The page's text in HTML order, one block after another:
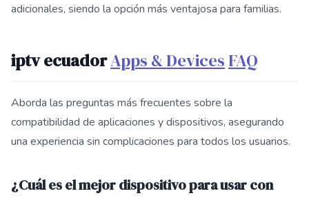
adicionales, siendo la opción más ventajosa para familias.
iptv ecuadorApps & Devices FAQ
Aborda las preguntas más frecuentes sobre la
compatibilidad de aplicaciones y dispositivos, asegurando
una experiencia sin complicaciones para todos los usuarios.
¿Cuál es el mejor dispositivo para usar con